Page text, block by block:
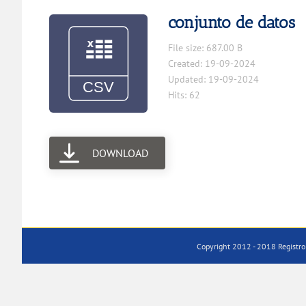
conjunto de datos
File size: 687.00 B
Created: 19-09-2024
Updated: 19-09-2024
Hits: 62
DOWNLOAD
Copyright 2012 - 2018